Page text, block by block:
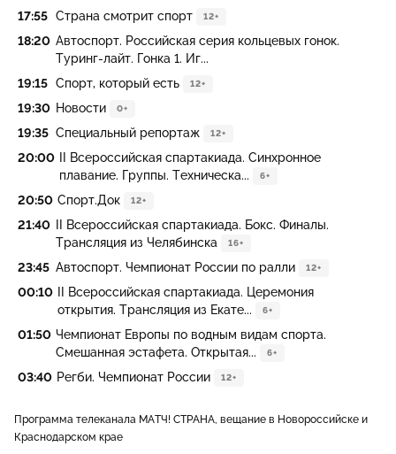
17:55 Страна смотрит спорт 12+
18:20 Автоспорт. Российская серия кольцевых гонок.
Туринг-лайт. Гонка 1. Иг...
19:15 Спорт, который есть 12+
19:30 Новости 0+
19:35 Специальный репортаж 12+
20:00
II Всероссийская спартакиада. Синхронное
плавание. Группы. Техническа...
6+
20:50 Спорт.Док 12+
21:40
II Всероссийская спартакиада. Бокс. Финалы.
Трансляция из Челябинска
16+
23:45 Автоспорт. Чемпионат России по ралли 12+
00:10
II Всероссийская спартакиада. Церемония
открытия. Трансляция из Екате...
6+
01:50 Чемпионат Европы по водным видам спорта.
Смешанная эстафета. Открытая...
6+
03:40 Регби. Чемпионат России 12+
Программа телеканала МАТЧ! СТРАНА, вещание в Новороссийске и
Краснодарском крае